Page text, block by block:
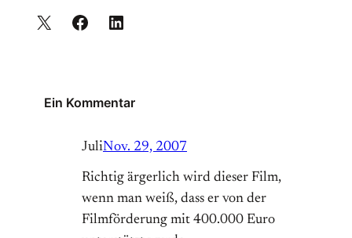
Ein Kommentar
JuliNov. 29, 2007
Richtig ärgerlich wird dieser Film,
wenn man weiß, dass er von der
Filmförderung mit 400.000 Euro